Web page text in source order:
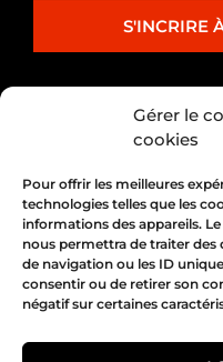
Gérer le
cookies
Pour offrir les meilleures
technologies telles que les
informations des appareils.
nous permettra de traiter
de navigation ou les ID
consentir ou de retirer son
négatif sur certaines
S'INCRIRE